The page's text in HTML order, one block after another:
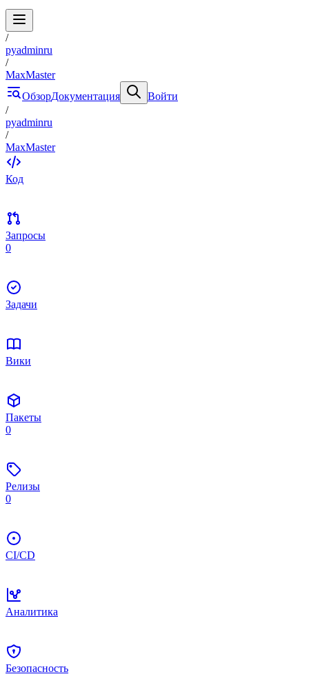
/
pyadminru
/
MaxMaster
ОбзорДокументация
Войти
/
pyadminru
/
MaxMaster
Код
Запросы
0
Задачи
Вики
Пакеты
0
Релизы
0
CI/CD
Аналитика
Безопасность